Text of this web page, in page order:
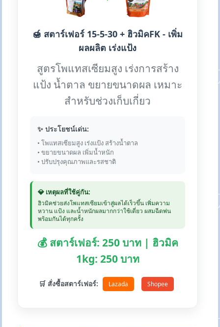
🍯 สตาร์เฟอร์ 15-5-30 + ฮิวมิคFK - เพิ่ม
ผลผลิต เร่งแป้ง
สูตรโพแทสเซียมสูง เร่งการสร้าง
แป้ง น้ำตาล ขยายขนาดผล เหมาะ
สำหรับช่วงเก็บเกี่ยว
✨ ประโยชน์เด่น:
• โพแทสเซียมสูง เร่งแป้ง สร้างน้ำตาล
• ขยายขนาดผล เพิ่มน้ำหนัก
• ปรับปรุงคุณภาพและรสชาติ
💎 เหตุผลที่ใช้คู่กัน:
ฮิวมิคช่วยส่งโพแทสเซียมเข้าสู่ผลได้เร็วขึ้น เพิ่มความ
หวาน แป้ง และน้ำหนักผลมากกว่าใช้เดี่ยว ผสมฉีดพ่น
พร้อมกันได้ทุกครั้ง
💰 สตาร์เฟอร์: 250 บาท | ฮิวมิค
1kg: 250 บาท
🛒 สั่งซื้อสตาร์เฟอร์: Lazada Shopee